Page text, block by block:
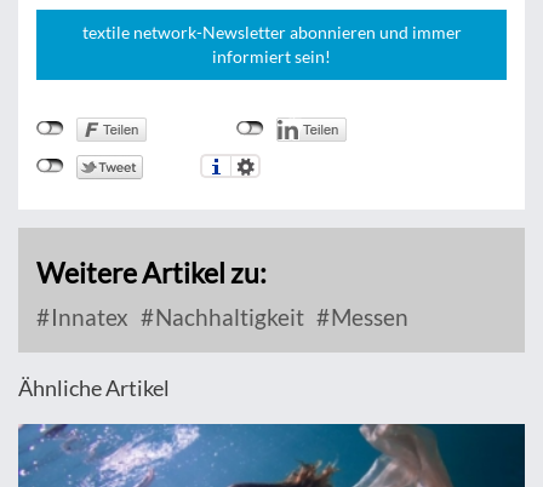
textile network-Newsletter abonnieren und immer
informiert sein!
Weitere Artikel zu:
Innatex Nachhaltigkeit Messen
Ähnliche Artikel